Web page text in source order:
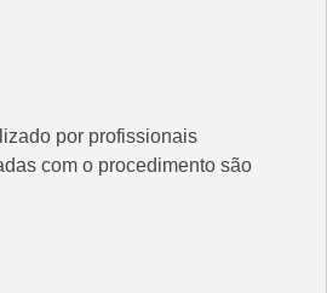
por profissionais
com o procedimento são